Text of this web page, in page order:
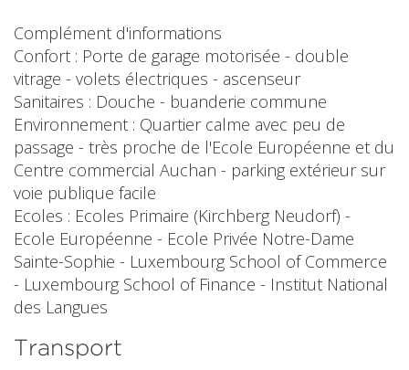
Complément d'informations
Confort : Porte de garage motorisée - double
vitrage - volets électriques - ascenseur
Sanitaires : Douche - buanderie commune
Environnement : Quartier calme avec peu de
passage - très proche de l'Ecole Européenne et du
Centre commercial Auchan - parking extérieur sur
voie publique facile
Ecoles : Ecoles Primaire (Kirchberg Neudorf) -
Ecole Européenne - Ecole Privée Notre-Dame
Sainte-Sophie - Luxembourg School of Commerce
- Luxembourg School of Finance - Institut National
des Langues
Transport